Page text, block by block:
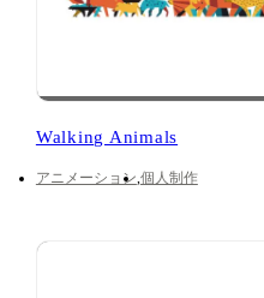
Walking Animals
アニメーション 個人制作